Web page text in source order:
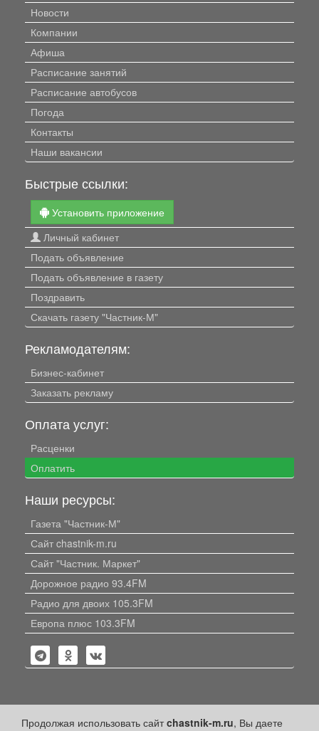
Продолжая использовать сайтchastnik-m.ru, Вы даете
Новости
Компании
Афиша
Расписание занятий
Расписание автобусов
Погода
Контакты
Наши вакансии
Быстрые ссылки:
Установить приложение
Личный кабинет
Подать объявление
Подать объявление в газету
Поздравить
Скачать газету "Частник-М"
Рекламодателям:
Бизнес-кабинет
Заказать рекламу
Оплата услуг:
Расценки
Оплатить
Наши ресурсы:
Газета "Частник-М"
Сайт chastnik-m.ru
Сайт "Частник. Маркет"
Дорожное радио 93.4FM
Радио для двоих 105.3FM
Европа плюс 103.3FM
Политика конфиденциальности